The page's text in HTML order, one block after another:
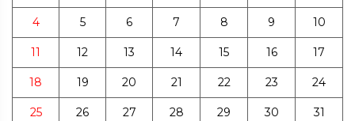
4 5 6 7 8 9 10
11 12 13 14 15 16 17
18 19 20 21 22 23 24
25 26 27 28 29 30 31